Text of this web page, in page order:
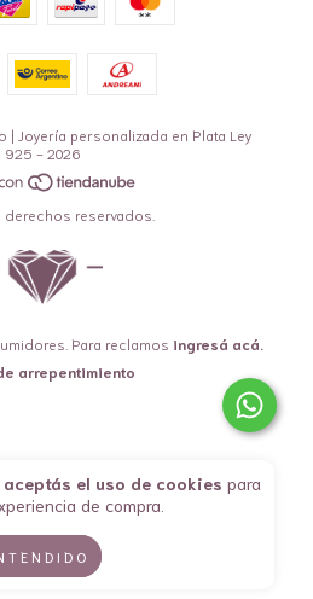
aceptás el uso de cookies para
de compra.
| Joyería personalizada en Plata Ley
925 - 2026
reservados.
Para reclamos ingresá acá.
arrepentimiento